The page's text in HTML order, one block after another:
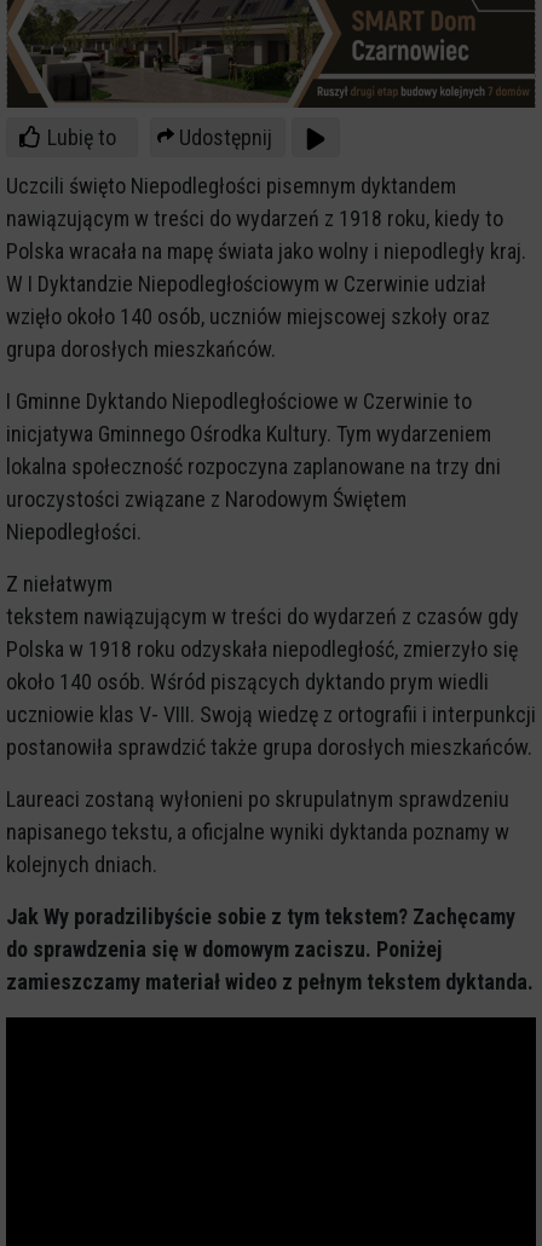
Lubię to
Udostępnij
Uczcili święto Niepodległości pisemnym dyktandem
nawiązującym w treści do wydarzeń z 1918 roku, kiedy to
Polska wracała na mapę świata jako wolny i niepodległy kraj.
W I Dyktandzie Niepodległościowym w Czerwinie udział
wzięło około 140 osób, uczniów miejscowej szkoły oraz
grupa dorosłych mieszkańców.
I Gminne Dyktando Niepodległościowe w Czerwinie to
inicjatywa Gminnego Ośrodka Kultury. Tym wydarzeniem
lokalna społeczność rozpoczyna zaplanowane na trzy dni
uroczystości związane z Narodowym Świętem
Niepodległości.
Z niełatwym
tekstem nawiązującym w treści do wydarzeń z czasów gdy
Polska w 1918 roku odzyskała niepodległość, zmierzyło się
około 140 osób. Wśród piszących dyktando prym wiedli
uczniowie klas V- VIII. Swoją wiedzę z ortografii i interpunkcji
postanowiła sprawdzić także grupa dorosłych mieszkańców.
Laureaci zostaną wyłonieni po skrupulatnym sprawdzeniu
napisanego tekstu, a oficjalne wyniki dyktanda poznamy w
kolejnych dniach.
Jak Wy poradzilibyście sobie z tym tekstem? Zachęcamy
do sprawdzenia się w domowym zaciszu. Poniżej
zamieszczamy materiał wideo z pełnym tekstem dyktanda.